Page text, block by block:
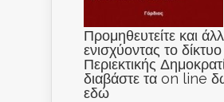
Προμηθευτείτε και
ενισχύοντας το δίκτυο
Περιεκτικής
διαβάστε τα on line
εδώ